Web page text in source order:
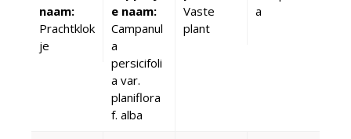
naam:
Prachtklok
je
e naam:
Campanul
a
persicifoli
a var.
planiflora
f. alba
Vaste
plant
a